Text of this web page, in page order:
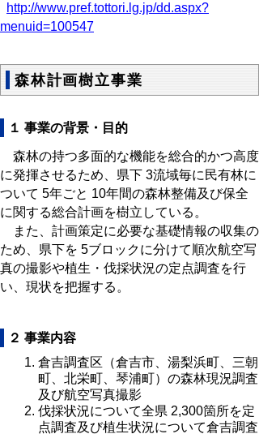
http://www.pref.tottori.lg.jp/dd.aspx?
menuid=100547
森林計画樹立事業
１ 事業の背景・目的
森林の持つ多面的な機能を総合的かつ高度
に発揮させるため、県下 3流域毎に民有林に
ついて 5年ごと 10年間の森林整備及び保全
に関する総合計画を樹立している。
また、計画策定に必要な基礎情報の収集の
ため、県下を 5ブロックに分けて順次航空写
真の撮影や植生・伐採状況の定点調査を行
い、現状を把握する。
２ 事業内容
倉吉調査区（倉吉市、湯梨浜町、三朝
町、北栄町、琴浦町）の森林現況調査
及び航空写真撮影
伐採状況について全県 2,300箇所を定
点調査及び植生状況について倉吉調査